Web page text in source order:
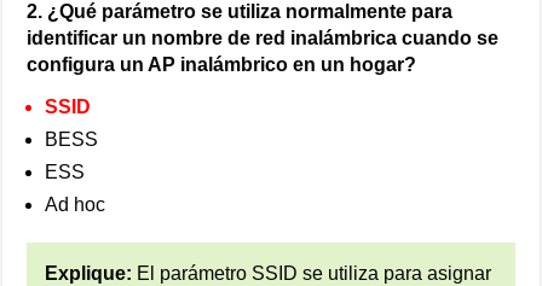
2. ¿Qué parámetro se utiliza normalmente para
identificar un nombre de red inalámbrica cuando se
configura un AP inalámbrico en un hogar?
SSID
BESS
ESS
Ad hoc
Explique: El parámetro SSID se utiliza para asignar